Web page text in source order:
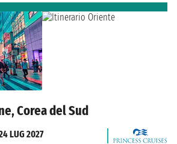
Corea del Sud
LUG 2027